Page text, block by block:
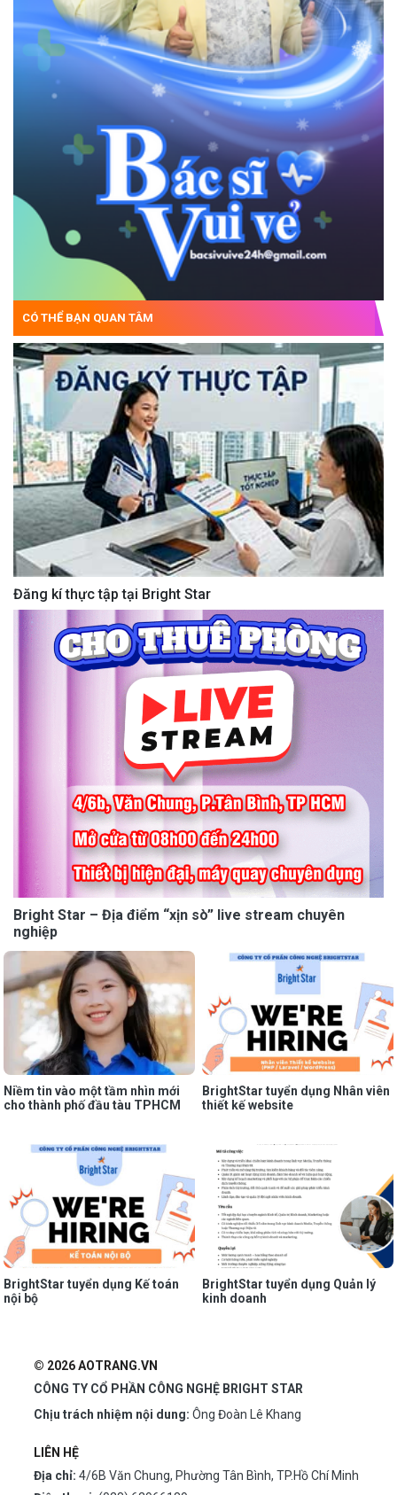
CÓ THỂ BẠN QUAN TÂM
Đăng kí thực tập tại Bright Star
Bright Star – Địa điểm “xịn sò” live stream chuyên
nghiệp
Niềm tin vào một tầm nhìn mới
cho thành phố đầu tàu TPHCM
BrightStar tuyển dụng Nhân viên
thiết kế website
BrightStar tuyển dụng Kế toán
nội bộ
BrightStar tuyển dụng Quản lý
kinh doanh
© 2026 AOTRANG.VN
CÔNG TY CỔ PHẦN CÔNG NGHỆ BRIGHT STAR
Chịu trách nhiệm nội dung: Ông Đoàn Lê Khang
LIÊN HỆ
Địa chỉ: 4/6B Văn Chung, Phường Tân Bình, TP.Hồ Chí Minh